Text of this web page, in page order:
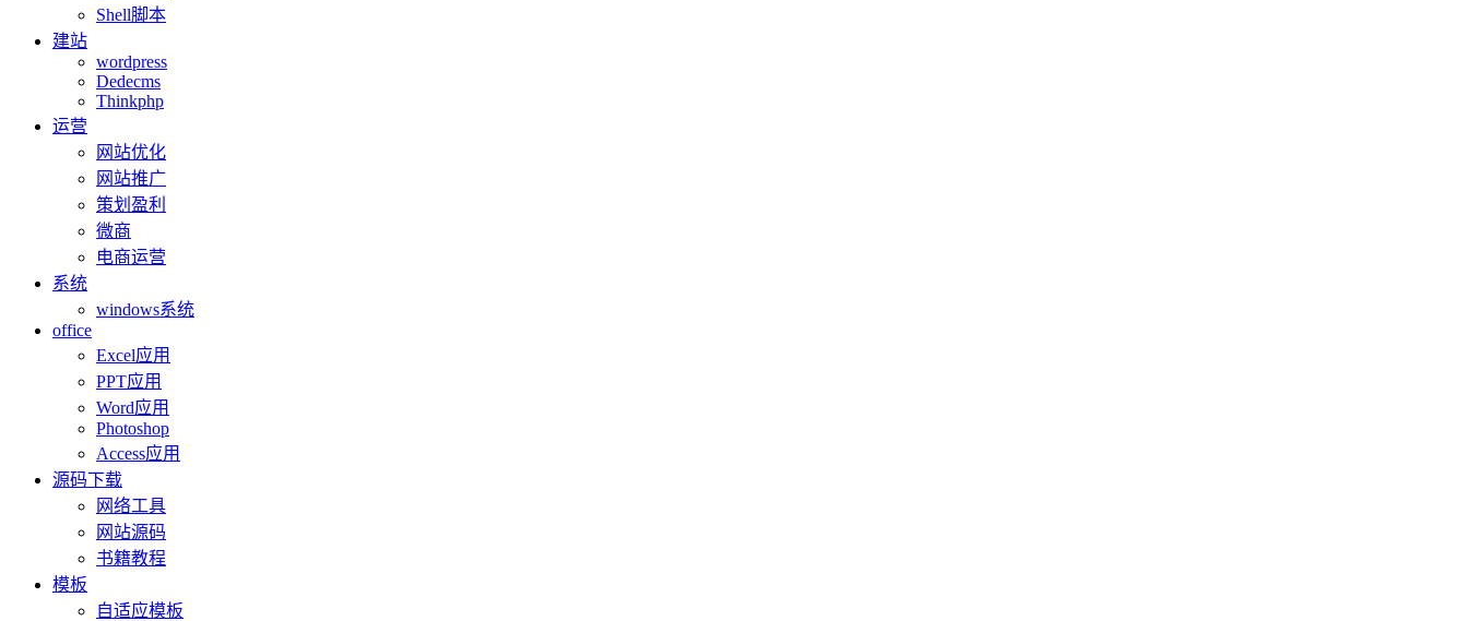
Shell脚本
建站
wordpress
Dedecms
Thinkphp
运营
网站优化
网站推广
策划盈利
微商
电商运营
系统
windows系统
office
Excel应用
PPT应用
Word应用
Photoshop
Access应用
源码下载
网络工具
网站源码
书籍教程
模板
自适应模板